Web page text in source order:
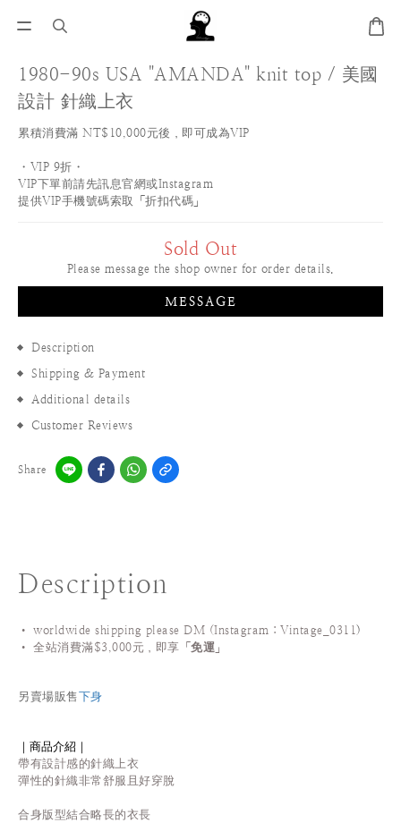
1980-90s USA "AMANDA" knit top / 美國
設計 針織上衣
累積消費滿 NT$10,000元後，即可成為VIP
・VIP 9折・
VIP下單前請先訊息官網或Instagram
提供VIP手機號碼索取「折扣代碼」
Sold Out
Please message the shop owner for order details.
MESSAGE
Description
Shipping & Payment
Additional details
Customer Reviews
Share
Description
• worldwide shipping please DM (Instagram：Vintage_0311)
• 全站消費滿$3,000元，即享「 免運 」
另賣場販售下身
｜商品介紹｜
帶有設計感的針織上衣
彈性的針織非常舒服且好穿脫
合身版型結合略長的衣長